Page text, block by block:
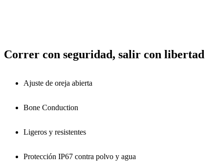
Correr con seguridad, salir con libertad
Ajuste de oreja abierta
Bone Conduction
Ligeros y resistentes
Protección IP67 contra polvo y agua